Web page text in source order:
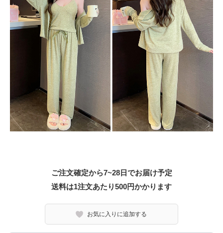
ご注文確定から7~28日でお届け予定
送料は1注文あたり500円かかります
お気に入りに追加する